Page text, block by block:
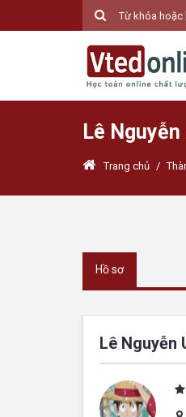
Lê
Trang chủ /
Hồ sơ
Lê Nguyễn